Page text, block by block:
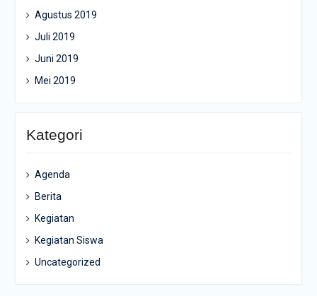
Agustus 2019
Juli 2019
Juni 2019
Mei 2019
Kategori
Agenda
Berita
Kegiatan
Kegiatan Siswa
Uncategorized